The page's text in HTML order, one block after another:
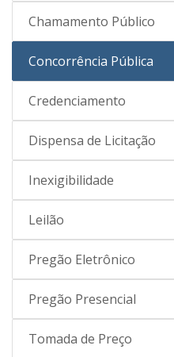
Chamamento Público
Concorrência Pública
Credenciamento
Dispensa de Licitação
Inexigibilidade
Leilão
Pregão Eletrônico
Pregão Presencial
Tomada de Preço